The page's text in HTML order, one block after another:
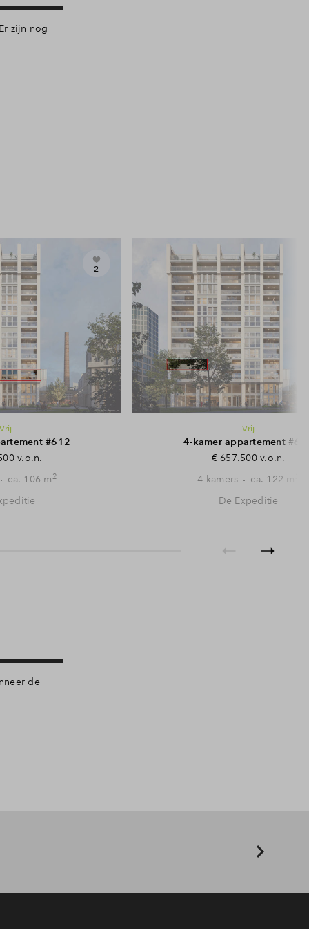
zijn nog
2
Vrij
#612
v.o.n.
ca. 106 m2
Vrij
4-kamer appartement
€ 657.500 v.o.n.
4 kamers
ca. 122 m
De Expeditie
de